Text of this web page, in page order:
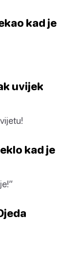
kad je
uvijek
kad je